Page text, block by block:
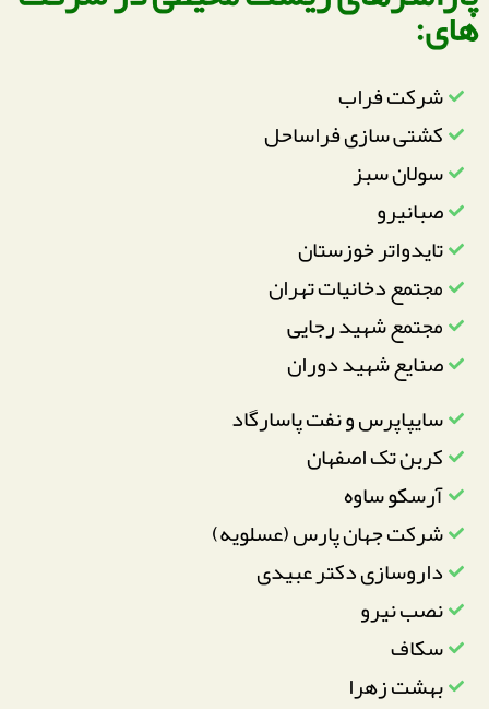
های:
شرکت فراب
کشتی سازی فراساحل
سولان سبز
صبانیرو
تایدواتر خوزستان
مجتمع دخانیات تهران
مجتمع شهید رجایی
صنایع شهید دوران
سایپاپرس و نفت پاسارگاد
کربن تک اصفهان
آرسکو ساوه
شرکت جهان پارس (عسلویه)
داروسازی دکتر عبیدی
نصب نیرو
سکاف
بهشت زهرا